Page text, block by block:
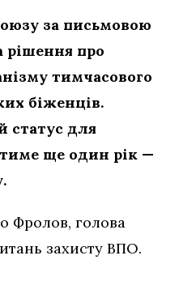
за письмовою
рішення про
тимчасового
біженців.
статус для
ще один рік —
Фролов, голова
захисту ВПО.